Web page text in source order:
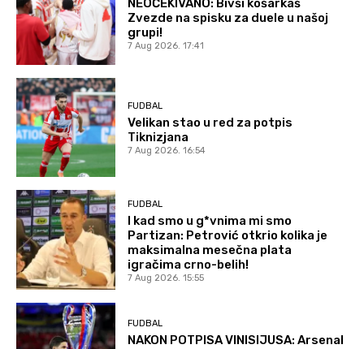
NEOČEKIVANO: Bivši košarkaš
Zvezde na spisku za duele u našoj
grupi!
7 Aug 2026. 17:41
FUDBAL
Velikan stao u red za potpis
Tiknizjana
7 Aug 2026. 16:54
FUDBAL
I kad smo u g*vnima mi smo
Partizan: Petrović otkrio kolika je
maksimalna mesečna plata
igračima crno-belih!
7 Aug 2026. 15:55
FUDBAL
NAKON POTPISA VINISIJUSA: Arsenal